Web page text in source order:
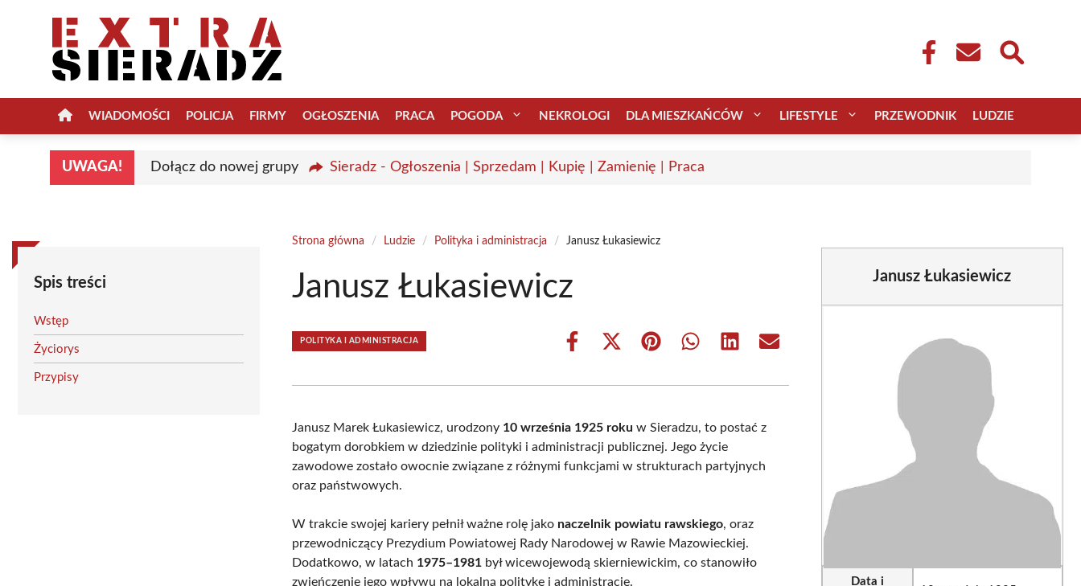
WIADOMOŚCI POLICJA FIRMY OGŁOSZENIA PRACA POGODA NEKROLOGI DLA MIESZKAŃCÓW LIFESTYLE PRZEWODNIK LUDZIE
UWAGA! Dołącz do nowej grupy Sieradz - Ogłoszenia | Sprzedam | Kupię | Zamienię | Praca
Spis treści
Wstęp
Życiorys
Przypisy
Strona główna / Ludzie / Polityka i administracja / Janusz Łukasiewicz
Janusz Łukasiewicz
POLITYKA I ADMINISTRACJA
Share
Share
(Twitter)
Share Share Share Share
Janusz Marek Łukasiewicz, urodzony 10 września 1925 roku w Sieradzu, to postać z
bogatym dorobkiem w dziedzinie polityki i administracji publicznej. Jego życie
zawodowe zostało owocnie związane z różnymi funkcjami w strukturach partyjnych
oraz państwowych.
W trakcie swojej kariery pełnił ważne rolę jako naczelnik powiatu rawskiego, oraz
przewodniczący Prezydium Powiatowej Rady Narodowej w Rawie Mazowieckiej.
Dodatkowo, w latach 1975–1981 był wicewojewodą skierniewickim, co stanowiło
zwieńczenie jego wpływu na lokalną politykę i administrację.
Janusz Łukasiewicz
Data i